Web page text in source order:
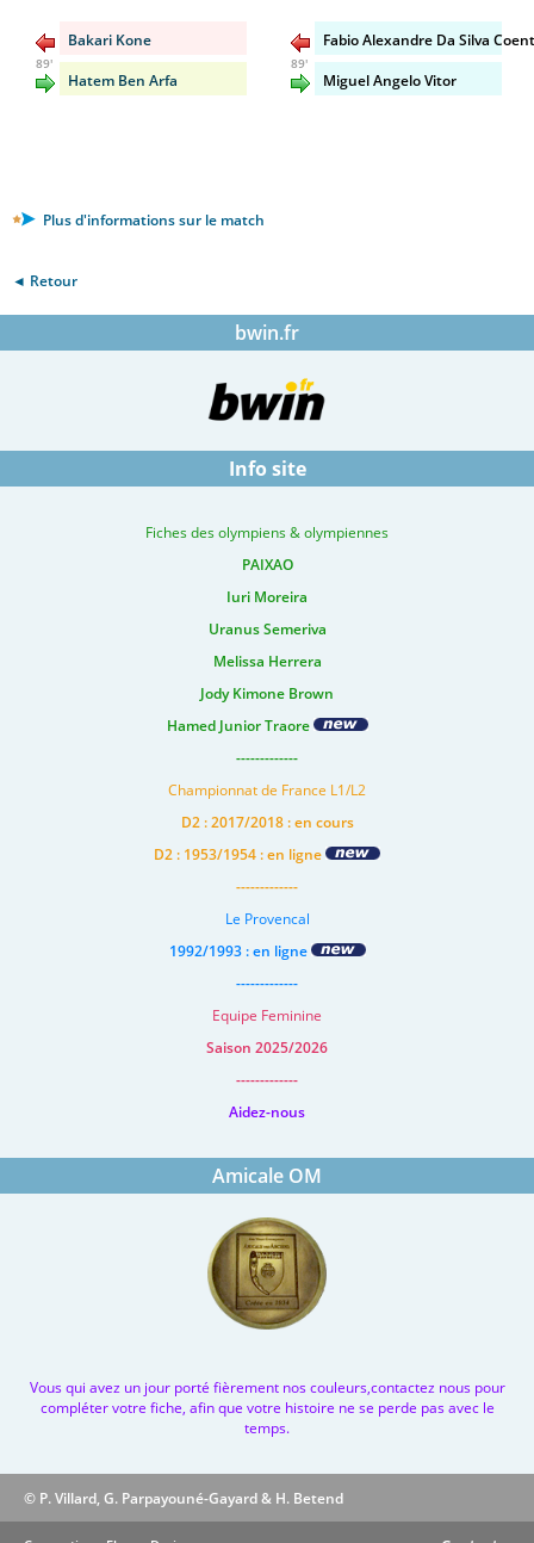
Bakari Kone
89'
Hatem Ben Arfa
Fabio Alexandre Da Silva
89'
Miguel Angelo Vitor
Plus d'informations sur le match
◄ Retour
bwin.fr
Info site
Fiches des olympiens & olympiennes
PAIXAO
Iuri Moreira
Uranus Semeriva
Melissa Herrera
Jody Kimone Brown
Hamed Junior Traore
-------------
Championnat de France L1/L2
D2 : 2017/2018 : en cours
D2 : 1953/1954 : en ligne
-------------
Le Provencal
1992/1993 : en ligne
-------------
Equipe Feminine
Saison 2025/2026
-------------
Aidez-nous
Amicale OM
Vous qui avez un jour porté fièrement nos couleurs,contactez nous pour
compléter votre fiche, afin que votre histoire ne se perde pas avec le
temps.
© P. Villard, G. Parpayouné-Gayard & H. Betend